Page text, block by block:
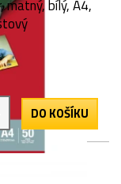
bílý, A4,
DO KOŠÍKU